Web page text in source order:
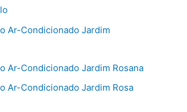
Ar-Condicionado Jardim
Ar-Condicionado Jardim Rosana
Ar-Condicionado Jardim Rosa